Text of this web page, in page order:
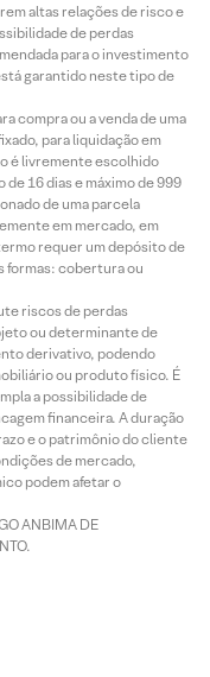
altas relações de risco e
de perdas
para o investimento
garantido neste tipo de
compra ou a venda de uma
para liquidação em
é livremente escolhido
16 dias e máximo de 999
de uma parcela
em mercado, em
requer um depósito de
formas: cobertura ou
riscos de perdas
ou determinante de
derivativo, podendo
ou produto físico. É
a possibilidade de
financeira. A duração
e o patrimônio do cliente
de mercado,
podem afetar o
ANBIMA DE